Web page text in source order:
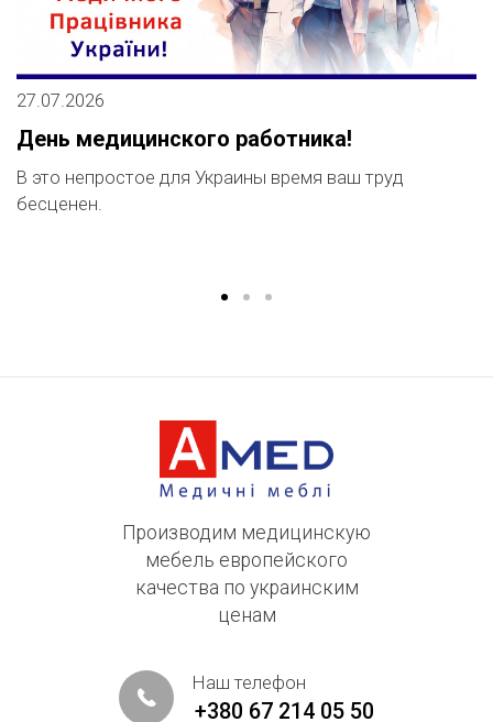
27.07.2026
День медицинского работника!
В это непростое для Украины время ваш труд
бесценен.
Производим медицинскую
мебель европейского
качества по украинским
ценам
Наш телефон
+380 67 214 05 50